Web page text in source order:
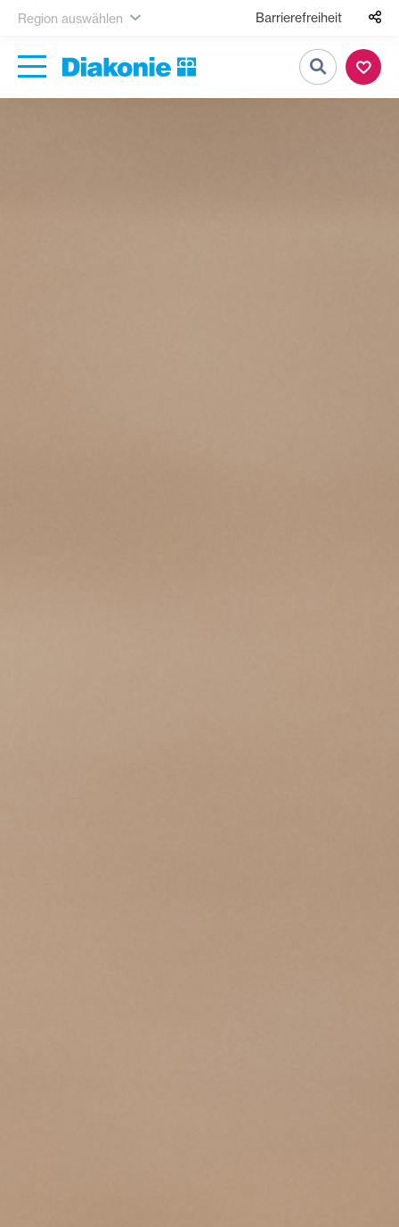
Region auswählen Barrierefreiheit
Suche